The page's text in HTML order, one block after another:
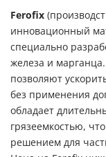
Ferofix
инновационный
специально
железа и марганца.
позволяют
без применения
обладает
грязеемкостью,
решением для